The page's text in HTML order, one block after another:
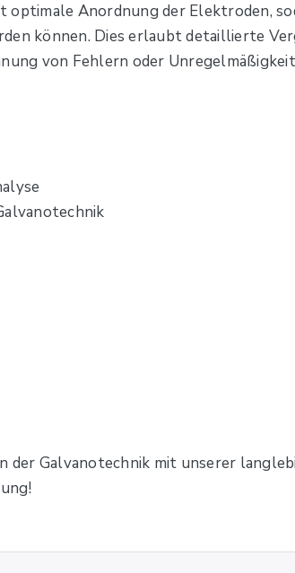
Anordnung der Elektroden,
können. Dies erlaubt detaillierte
von Fehlern oder
Galvanotechnik mit unserer